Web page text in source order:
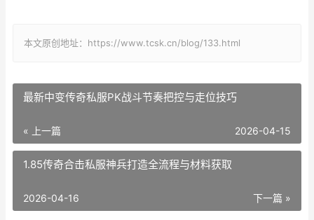
本文原创地址：https://www.tcsk.cn/blog/133.html
最新中变传奇私服PK战斗节奏把控与走位技巧
« 上一篇 2026-04-15
1.85传奇合击私服神兵打造全流程与材料获取
下一篇 »
2026-04-16